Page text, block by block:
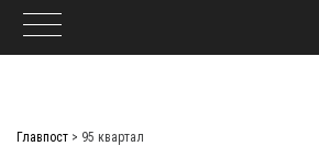
Главпост > 95 квартал